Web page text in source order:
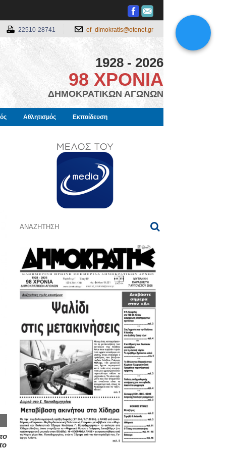
22510-28741 ef_dimokratis@otenet.gr
1928 - 2026
98 ΧΡΟΝΙΑ
ΔΗΜΟΚΡΑΤΙΚΩΝ ΑΓΩΝΩΝ
Αθλητισμός Εκπαίδευση